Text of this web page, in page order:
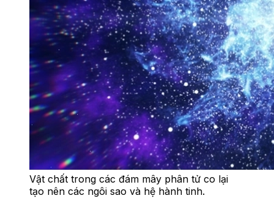
Vật chất trong các đám mây phân tử co lại
tạo nên các ngôi sao và hệ hành tinh.